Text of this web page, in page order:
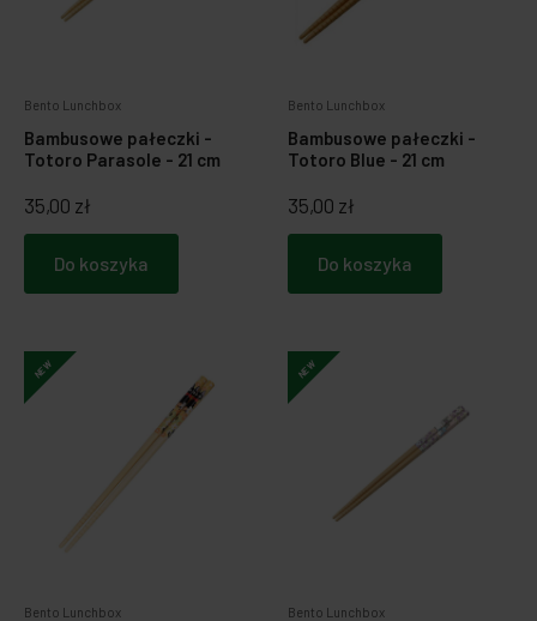
Bento Lunchbox
Bambusowe pałeczki -
Totoro Parasole - 21 cm
35,00 zł
Do koszyka
Bento Lunchbox
Bambusowe pałeczki -
Totoro Blue - 21 cm
35,00 zł
Do koszyka
Bento Lunchbox
NEW
Bento Lunchbox
NEW